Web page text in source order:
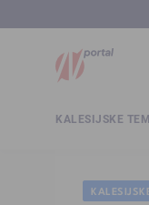
KALESIJSKE